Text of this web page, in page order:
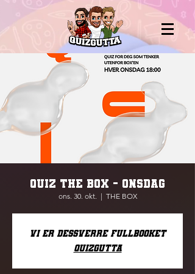
QUIZ THE BOX - ONSDAG
ons. 30. okt.
  |
THE BOX
Vi er dessverre fullbooket
Quizgutta